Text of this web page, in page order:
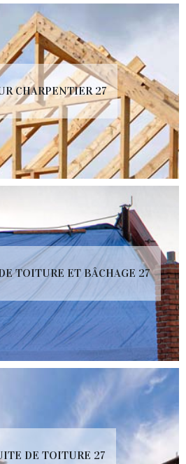
CHARPENTIER 27
TOITURE ET BÂCHAGE 27
DE TOITURE 27